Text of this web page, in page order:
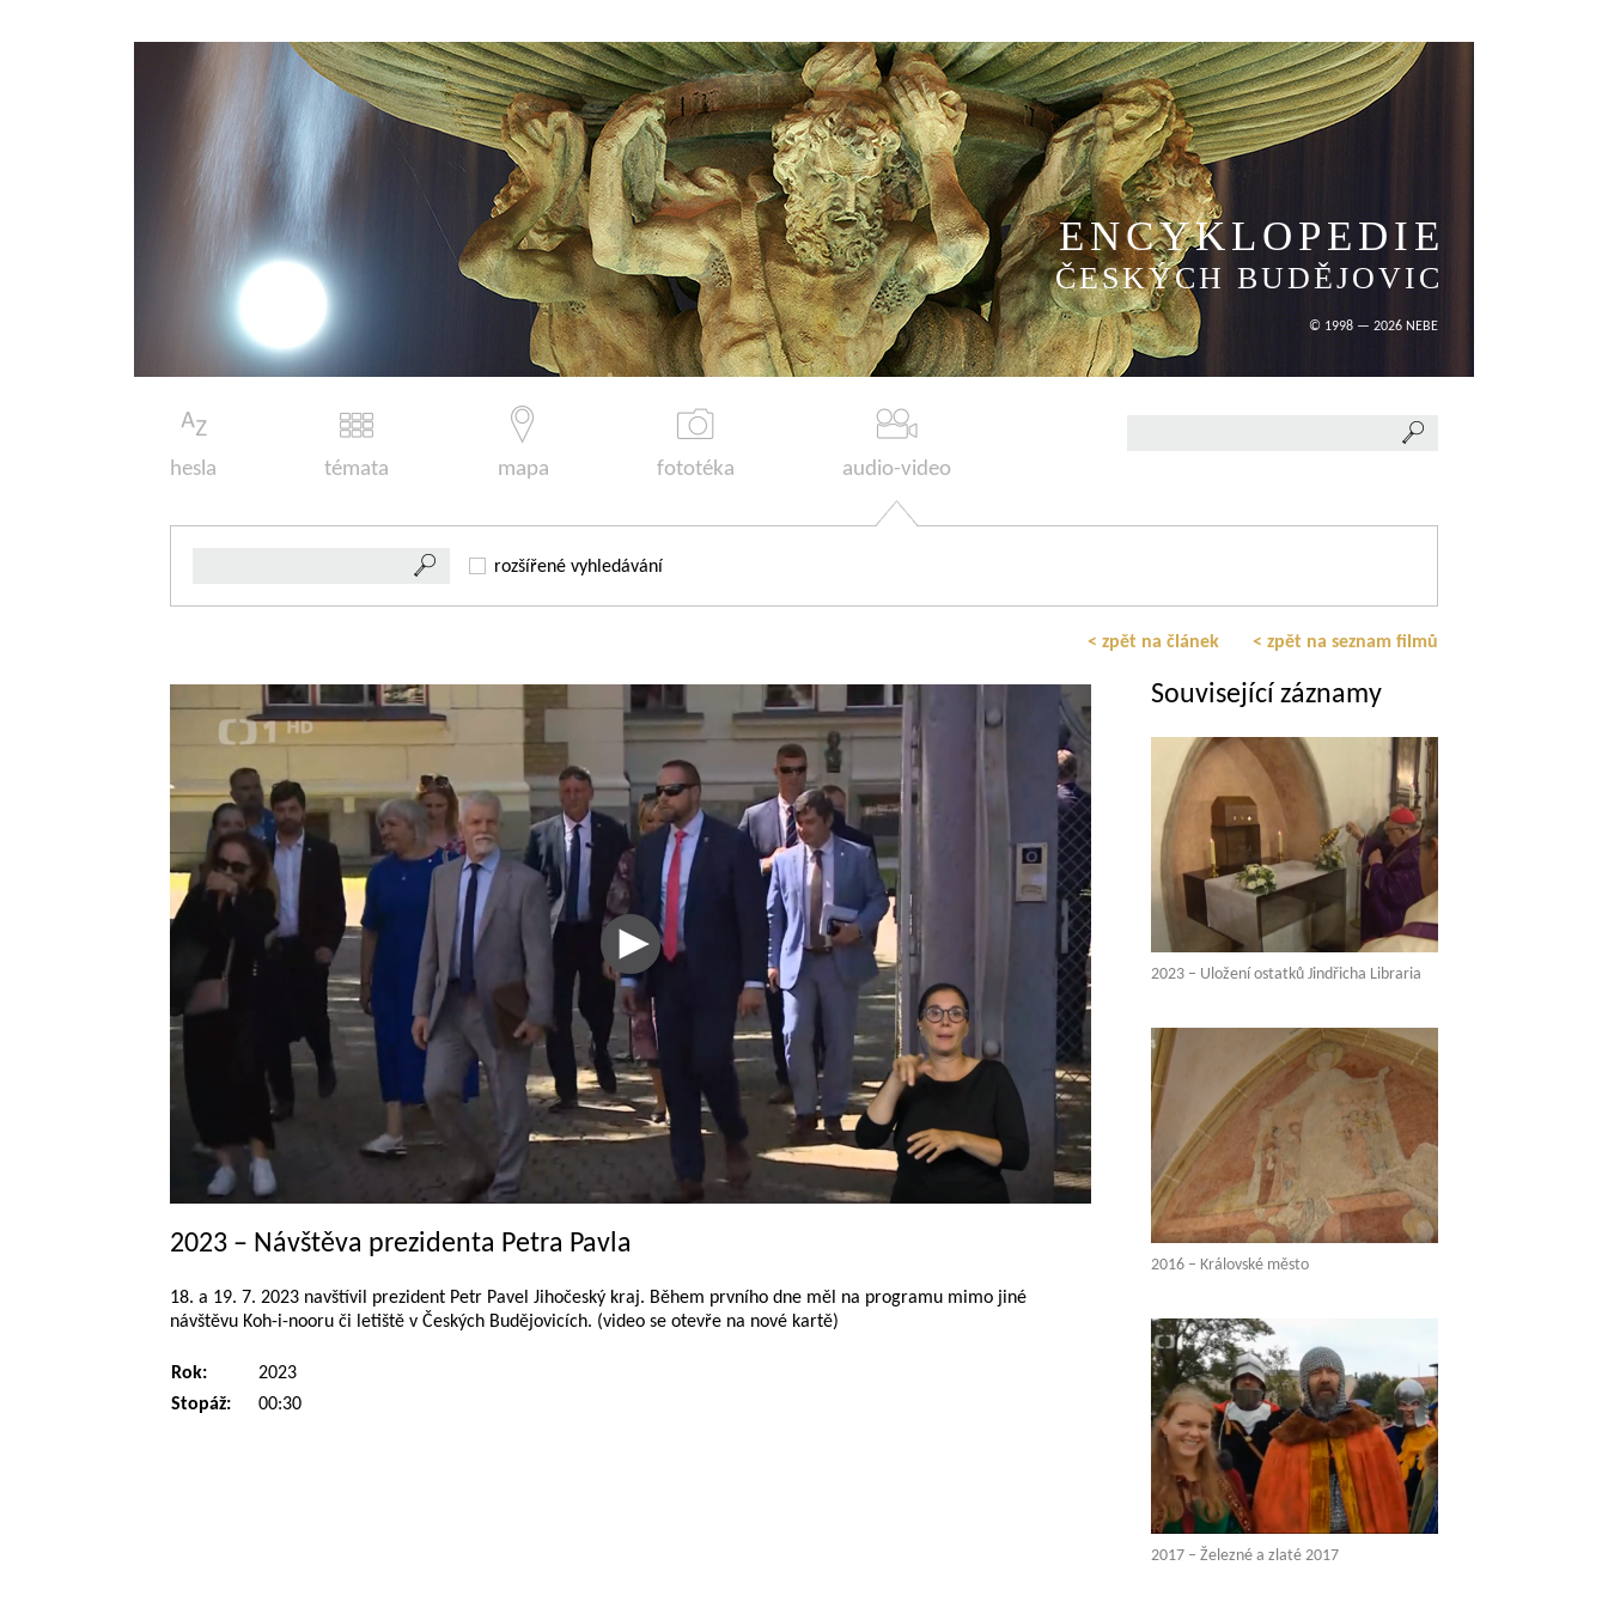
ENCYKLOPEDIE
ČESKÝCH BUDĚJOVIC
© 1998 — 2026 NEBE
hesla témata mapa fototéka audio-video
rozšířené vyhledávání
< zpět na článek < zpět na seznam filmů
2023 – Návštěva prezidenta Petra Pavla
18. a 19. 7. 2023 navštívil prezident Petr Pavel Jihočeský kraj. Během prvního dne měl na programu mimo jiné
návštěvu Koh-i-nooru či letiště v Českých Budějovicích. (video se otevře na nové kartě)
Rok:
2023
Stopáž:
00:30
Související záznamy
2023 – Uložení ostatků Jindřicha Libraria
2016 – Královské město
2017 – Železné a zlaté 2017